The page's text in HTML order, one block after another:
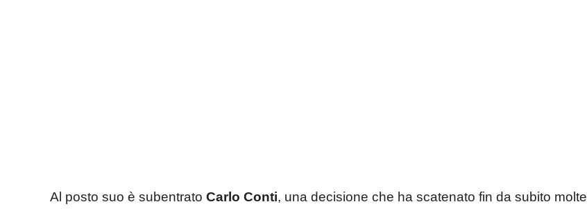
Al posto suo è subentrato Carlo Conti, una decisione che ha scatenato fin da subito molte